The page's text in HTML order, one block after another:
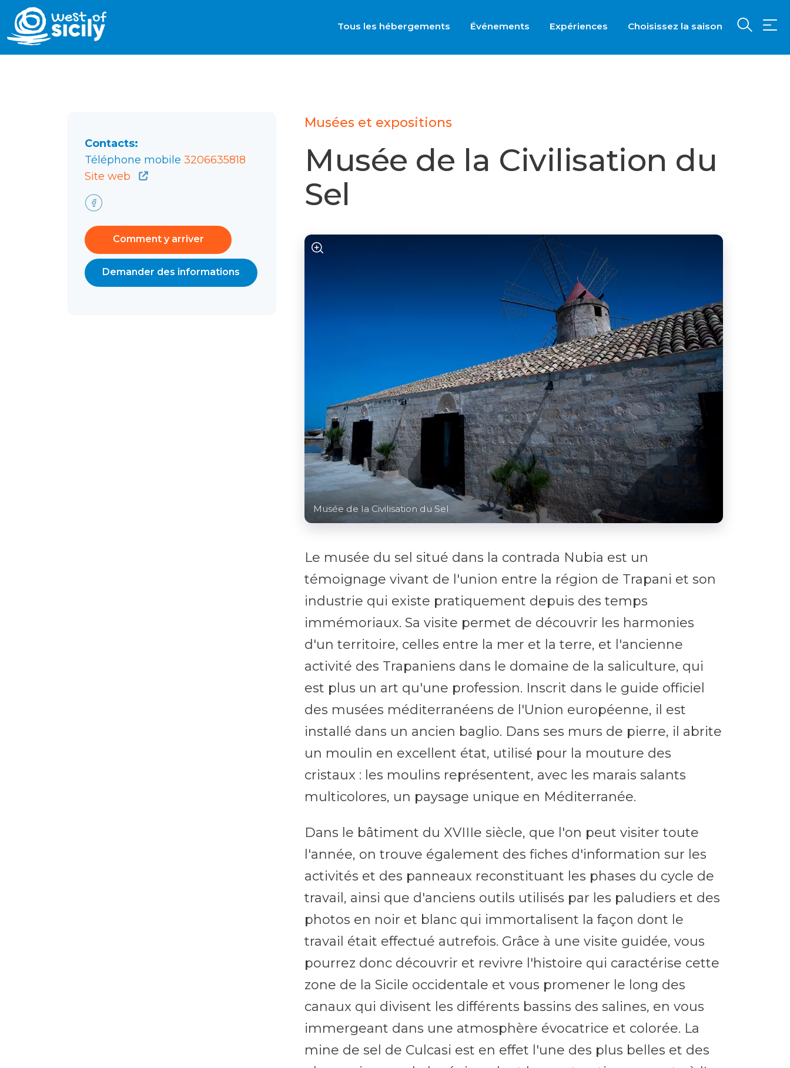
Tous les hébergements Événements Expériences Choisissez la saison
Contacts:
Téléphone mobile 3206635818
Site web
Comment y arriver
Demander des informations
Musées et expositions
Musée de la Civilisation du
Sel
Musée de la Civilisation du Sel
Le musée du sel situé dans la contrada Nubia est un
témoignage vivant de l'union entre la région de Trapani et son
industrie qui existe pratiquement depuis des temps
immémoriaux. Sa visite permet de découvrir les harmonies
d'un territoire, celles entre la mer et la terre, et l'ancienne
activité des Trapaniens dans le domaine de la saliculture, qui
est plus un art qu'une profession. Inscrit dans le guide officiel
des musées méditerranéens de l'Union européenne, il est
installé dans un ancien baglio. Dans ses murs de pierre, il abrite
un moulin en excellent état, utilisé pour la mouture des
cristaux : les moulins représentent, avec les marais salants
multicolores, un paysage unique en Méditerranée.
Dans le bâtiment du XVIIIe siècle, que l'on peut visiter toute
l'année, on trouve également des fiches d'information sur les
activités et des panneaux reconstituant les phases du cycle de
travail, ainsi que d'anciens outils utilisés par les paludiers et des
photos en noir et blanc qui immortalisent la façon dont le
travail était effectué autrefois. Grâce à une visite guidée, vous
pourrez donc découvrir et revivre l'histoire qui caractérise cette
zone de la Sicile occidentale et vous promener le long des
canaux qui divisent les différents bassins des salines, en vous
immergeant dans une atmosphère évocatrice et colorée. La
mine de sel de Culcasi est en effet l'une des plus belles et des